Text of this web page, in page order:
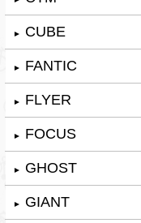
► CUBE
► FANTIC
► FLYER
► FOCUS
► GHOST
► GIANT